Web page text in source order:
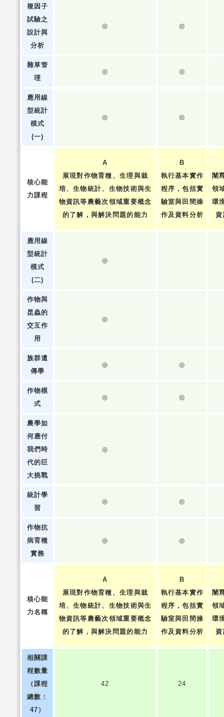
複因子
試驗之
設計與
分析
◎ ◎
雜草管
理
◎ ◎
應用線
型統計
模式
(一)
◎ ◎
核心能
力課程
A
展現對作物育種、生理與栽
培、生物統計、生物技術與生
物資訊等農藝次領域重要概念
的了解，與解決問題的能力
B
執行基本實作
程序，包括實
驗室與田間操
作及資料分析
闡
領
環
應用線
型統計
模式
(二)
◎
作物與
昆蟲的
交互作
用
◎
族群遺
傳學
◎ ◎
作物模
式
◎ ◎
農學如
何應付
我們時
代的巨
大挑戰
◎
統計學
習
◎ ◎
作物抗
病育種
實務
◎ ◎
核心能
力名稱
A
展現對作物育種、生理與栽
培、生物統計、生物技術與生
物資訊等農藝次領域重要概念
的了解，與解決問題的能力
B
執行基本實作
程序，包括實
驗室與田間操
作及資料分析
闡
領
環
相關課
程數量
（課程
總數：
47）
42 24